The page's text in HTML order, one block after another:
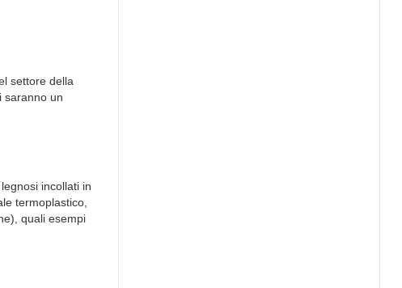
settore della
saranno un
incollati in
termoplastico,
quali esempi